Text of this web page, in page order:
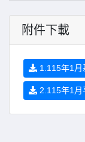
附件下載
1.115年1
2.115年1